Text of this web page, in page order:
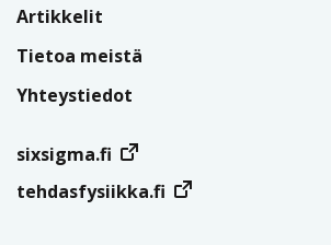
Artikkelit
Tietoa meistä
Yhteystiedot
sixsigma.fi
tehdasfysiikka.fi